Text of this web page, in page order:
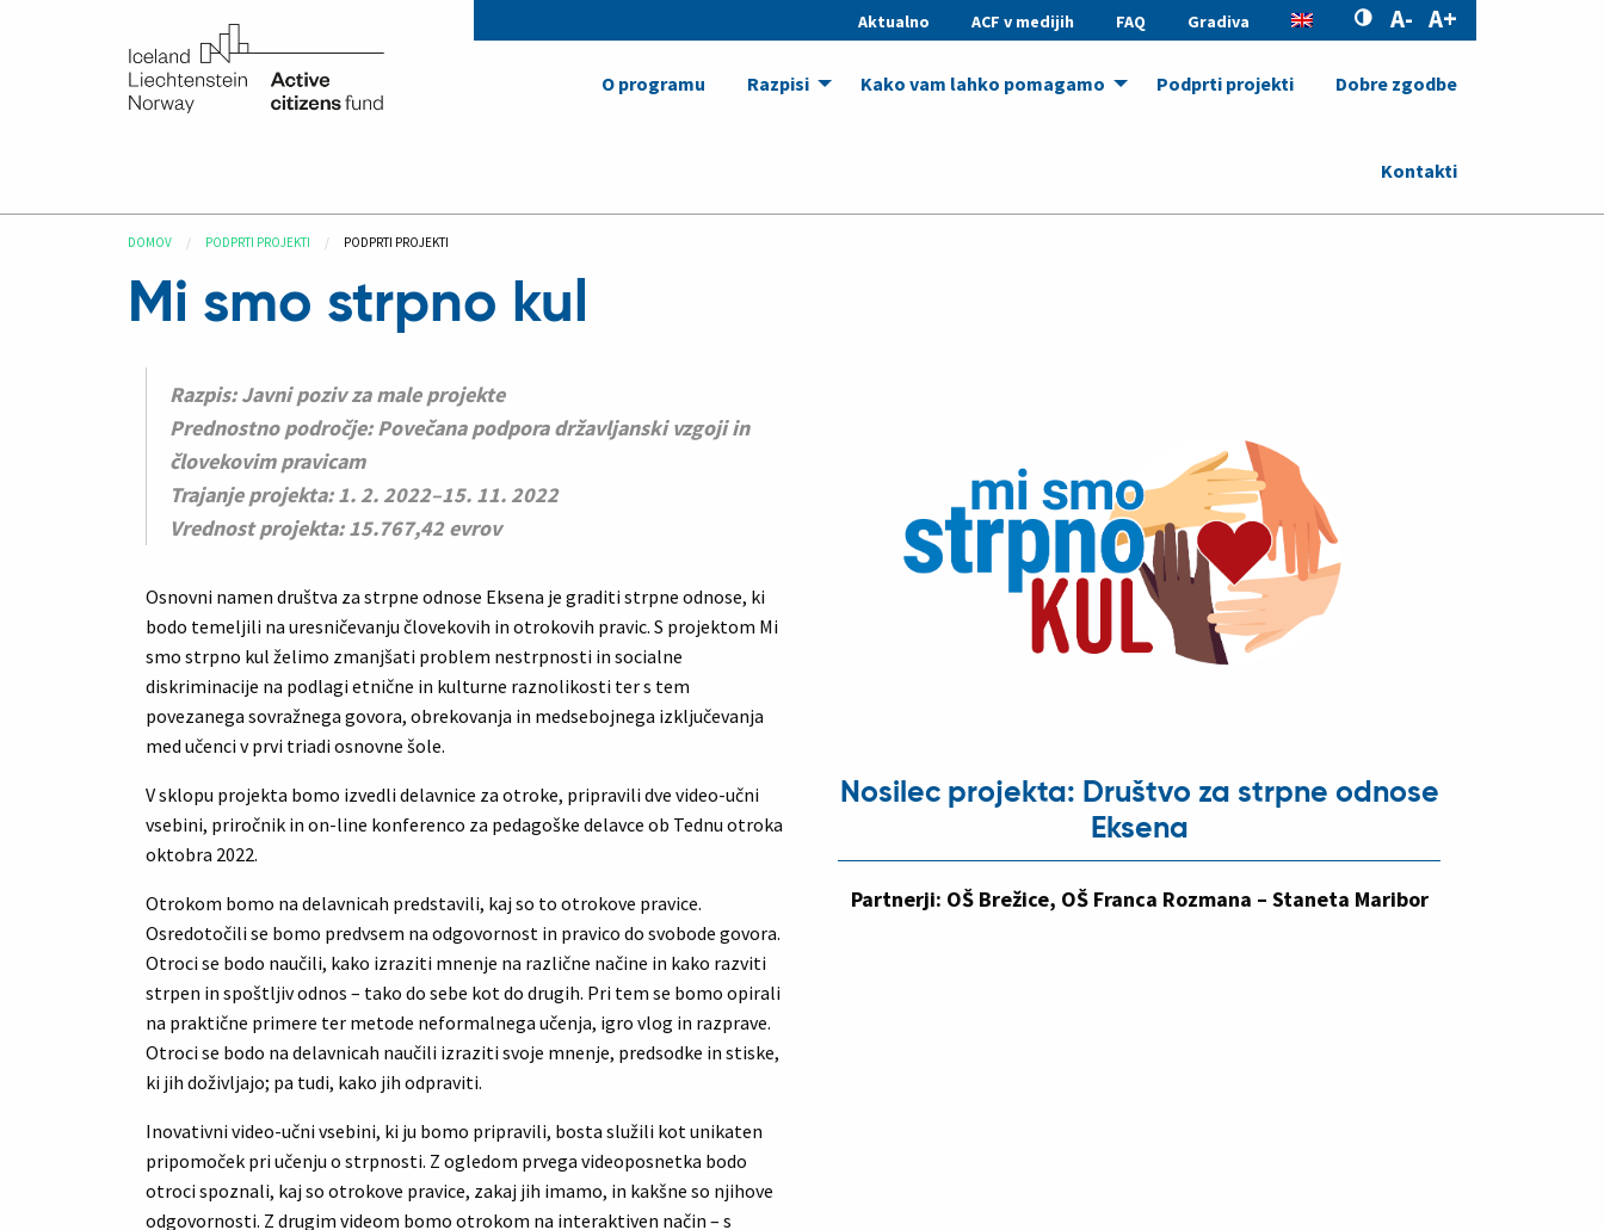
Aktualno ACF v medijih FAQ Gradiva A- A+
O programu Razpisi Kako vam lahko pomagamo Podprti projekti Dobre zgodbe
Kontakti
DOMOV PODPRTI PROJEKTI PODPRTI PROJEKTI
Mi smo strpno kul
Razpis: Javni poziv za male projekte
Prednostno področje: Povečana podpora državljanski vzgoji in
človekovim pravicam
Trajanje projekta: 1. 2. 2022–15. 11. 2022
Vrednost projekta: 15.767,42 evrov
Osnovni namen društva za strpne odnose Eksena je graditi strpne odnose, ki
bodo temeljili na uresničevanju človekovih in otrokovih pravic. S projektom Mi
smo strpno kul želimo zmanjšati problem nestrpnosti in socialne
diskriminacije na podlagi etnične in kulturne raznolikosti ter s tem
povezanega sovražnega govora, obrekovanja in medsebojnega izključevanja
med učenci v prvi triadi osnovne šole.
V sklopu projekta bomo izvedli delavnice za otroke, pripravili dve video-učni
vsebini, priročnik in on-line konferenco za pedagoške delavce ob Tednu otroka
oktobra 2022.
Otrokom bomo na delavnicah predstavili, kaj so to otrokove pravice.
Osredotočili se bomo predvsem na odgovornost in pravico do svobode govora.
Otroci se bodo naučili, kako izraziti mnenje na različne načine in kako razviti
strpen in spoštljiv odnos – tako do sebe kot do drugih. Pri tem se bomo opirali
na praktične primere ter metode neformalnega učenja, igro vlog in razprave.
Otroci se bodo na delavnicah naučili izraziti svoje mnenje, predsodke in stiske,
ki jih doživljajo; pa tudi, kako jih odpraviti.
Inovativni video-učni vsebini, ki ju bomo pripravili, bosta služili kot unikaten
pripomoček pri učenju o strpnosti. Z ogledom prvega videoposnetka bodo
otroci spoznali, kaj so otrokove pravice, zakaj jih imamo, in kakšne so njihove
odgovornosti. Z drugim videom bomo otrokom na interaktiven način – s
Nosilec projekta: Društvo za strpne odnose
Eksena
Partnerji: OŠ Brežice, OŠ Franca Rozmana – Staneta Maribor